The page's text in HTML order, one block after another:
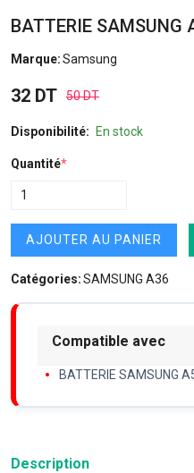
BATTERIE SAMSUNG
Marque:Samsung
32 DT 50 DT
Disponibilité: En stock
Quantité*
AJOUTER AU PANIER
Catégories:SAMSUNG A36
Compatible avec
BATTERIE SAMSUNG
Description